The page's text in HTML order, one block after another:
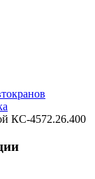
КС-4572.26.400